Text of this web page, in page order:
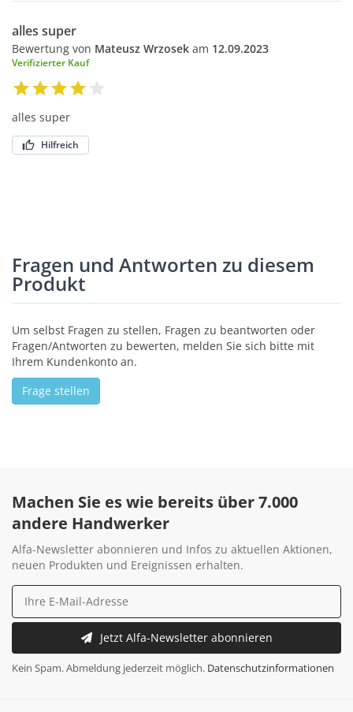
alles super
Bewertung von Mateusz Wrzosek am 12.09.2023
Verifizierter Kauf
alles super
Hilfreich
Fragen und Antworten zu diesem
Produkt
Um selbst Fragen zu stellen, Fragen zu beantworten oder
Fragen/Antworten zu bewerten, melden Sie sich bitte mit
Ihrem Kundenkonto an.
Frage stellen
Machen Sie es wie bereits über 7.000
andere Handwerker
Alfa-Newsletter abonnieren und Infos zu aktuellen Aktionen,
neuen Produkten und Ereignissen erhalten.
Jetzt Alfa-Newsletter abonnieren
Kein Spam. Abmeldung jederzeit möglich. Datenschutzinformationen